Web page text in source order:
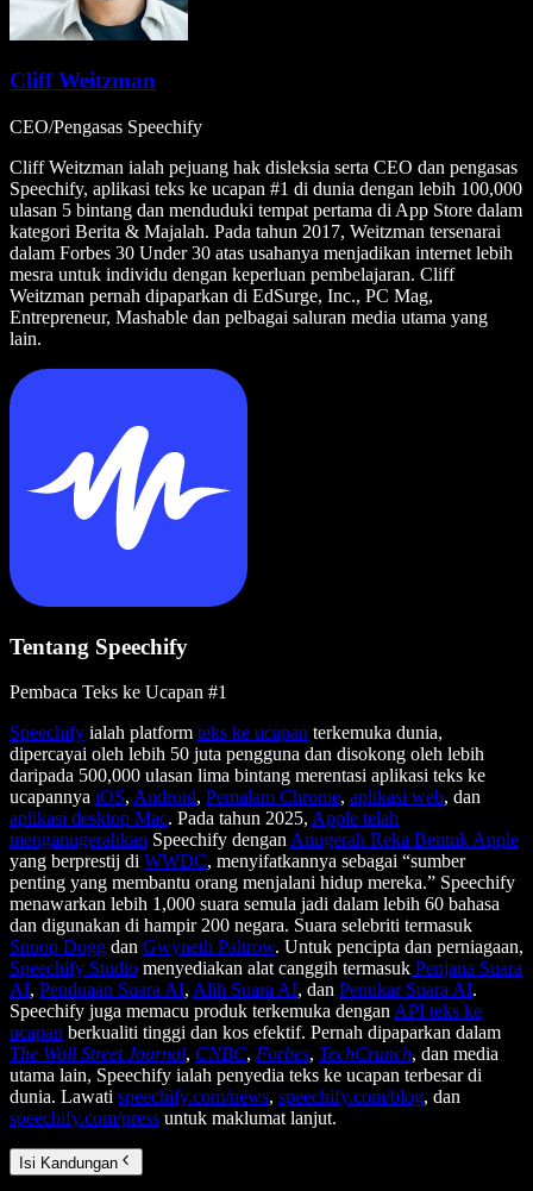
Cliff Weitzman
CEO/Pengasas Speechify
Cliff Weitzman ialah pejuang hak disleksia serta CEO dan pengasas
Speechify, aplikasi teks ke ucapan #1 di dunia dengan lebih 100,000
ulasan 5 bintang dan menduduki tempat pertama di App Store dalam
kategori Berita & Majalah. Pada tahun 2017, Weitzman tersenarai
dalam Forbes 30 Under 30 atas usahanya menjadikan internet lebih
mesra untuk individu dengan keperluan pembelajaran. Cliff
Weitzman pernah dipaparkan di EdSurge, Inc., PC Mag,
Entrepreneur, Mashable dan pelbagai saluran media utama yang
lain.
Tentang Speechify
Pembaca Teks ke Ucapan #1
Speechify ialah platform teks ke ucapan terkemuka dunia,
dipercayai oleh lebih 50 juta pengguna dan disokong oleh lebih
daripada 500,000 ulasan lima bintang merentasi aplikasi teks ke
ucapannya iOS, Android, Pemalam Chrome, aplikasi web, dan
aplikasi desktop Mac. Pada tahun 2025, Apple telah
menganugerahkan Speechify dengan Anugerah Reka Bentuk Apple
yang berprestij di WWDC, menyifatkannya sebagai “sumber
penting yang membantu orang menjalani hidup mereka.” Speechify
menawarkan lebih 1,000 suara semula jadi dalam lebih 60 bahasa
dan digunakan di hampir 200 negara. Suara selebriti termasuk
Snoop Dogg dan Gwyneth Paltrow. Untuk pencipta dan perniagaan,
Speechify Studio menyediakan alat canggih termasuk Penjana Suara
AI, Penduaan Suara AI, Alih Suara AI, dan Penukar Suara AI.
Speechify juga memacu produk terkemuka dengan API teks ke
ucapan berkualiti tinggi dan kos efektif. Pernah dipaparkan dalam
The Wall Street Journal, CNBC, Forbes, TechCrunch, dan media
utama lain, Speechify ialah penyedia teks ke ucapan terbesar di
dunia. Lawati speechify.com/news, speechify.com/blog, dan
speechify.com/press untuk maklumat lanjut.
Isi Kandungan